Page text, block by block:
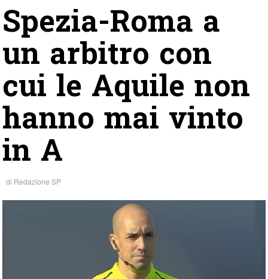
Spezia-Roma a
un arbitro con
cui le Aquile non
hanno mai vinto
in A
di Redazione SP